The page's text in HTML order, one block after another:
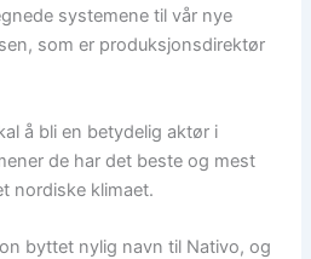
systemene til vår nye
som er produksjonsdirektør
å bli en betydelig aktør i
de har det beste og mest
nordiske klimaet.
byttet nylig navn til Nativo, og